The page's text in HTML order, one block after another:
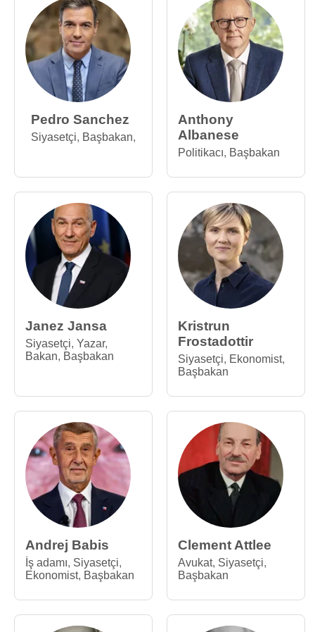
Pedro Sanchez
Siyasetçi, Başbakan,
Anthony
Albanese
Politikacı, Başbakan
Janez Jansa
Siyasetçi, Yazar,
Bakan, Başbakan
Kristrun
Frostadottir
Siyasetçi, Ekonomist,
Başbakan
Andrej Babis
İş adamı, Siyasetçi,
Ekonomist, Başbakan
Clement Attlee
Avukat, Siyasetçi,
Başbakan